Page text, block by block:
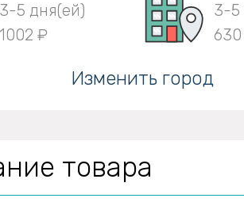
3-5 дня(ей)
1002 ₽
3-5
Изменить город
товара